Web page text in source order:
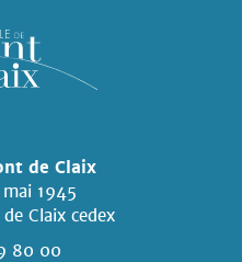
de Claix
1945
Claix cedex
80 00